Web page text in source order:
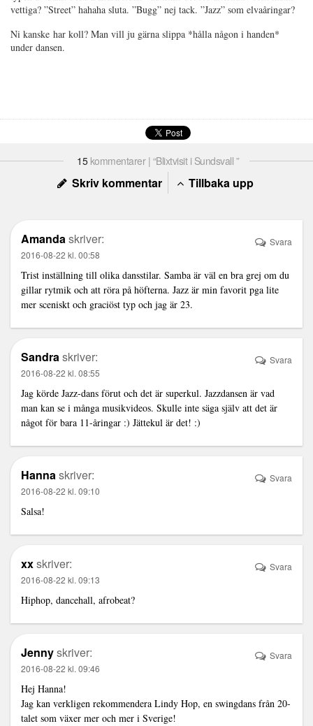
vettiga? ”Street” hahaha sluta. ”Bugg” nej tack. ”Jazz” som elvaåringar?
Ni kanske har koll? Man vill ju gärna slippa *hålla någon i handen*
under dansen.
15kommentarer | “Blixtvisit i Sundsvall ”
Skriv kommentar Tillbaka upp
Amandaskriver:
2016-08-22 kl. 00:58
Trist inställning till olika dansstilar. Samba är väl en bra grej om du
gillar rytmik och att röra på höfterna. Jazz är min favorit pga lite
mer sceniskt och graciöst typ och jag är 23.
Svara
Sandraskriver:
2016-08-22 kl. 08:55
Jag körde Jazz-dans förut och det är superkul. Jazzdansen är vad
man kan se i många musikvideos. Skulle inte säga själv att det är
något för bara 11-åringar :) Jättekul är det! :)
Svara
Hannaskriver:
2016-08-22 kl. 09:10
Salsa!
Svara
xxskriver:
2016-08-22 kl. 09:13
Hiphop, dancehall, afrobeat?
Svara
Jennyskriver:
2016-08-22 kl. 09:46
Hej Hanna!
Jag kan verkligen rekommendera Lindy Hop, en swingdans från 20-
talet som växer mer och mer i Sverige!
Svara